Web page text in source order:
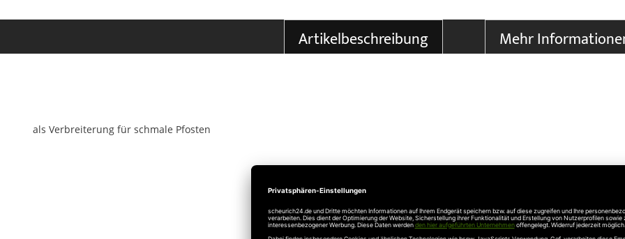
Artikelbeschreibung Mehr
als Verbreiterung für schmale Pfosten
Angaben zur Produktsicherheit